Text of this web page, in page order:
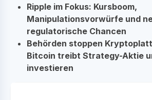
Ripple im Fokus: Kursboom,
Manipulationsvorwürfe und
regulatorische Chancen
Behörden stoppen
Bitcoin treibt Strategy-Aktie
investieren